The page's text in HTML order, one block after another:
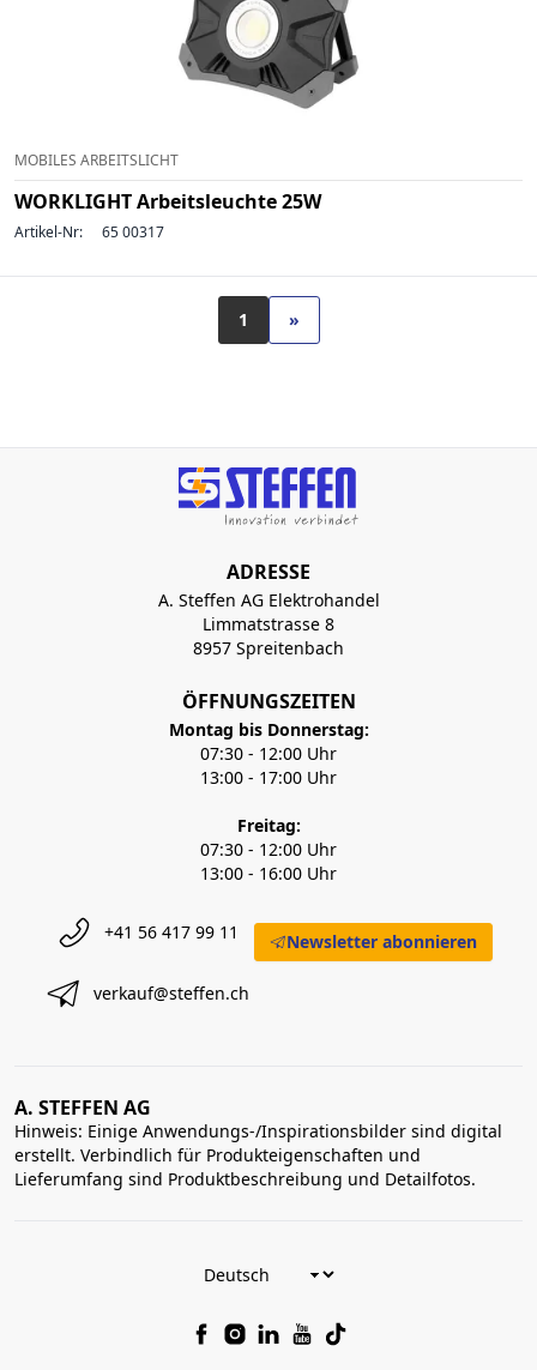
MOBILES ARBEITSLICHT
WORKLIGHT Arbeitsleuchte 25W
Artikel-Nr: 65 00317
1 »
ADRESSE
A. Steffen AG Elektrohandel
Limmatstrasse 8
8957 Spreitenbach
ÖFFNUNGSZEITEN
Montag bis Donnerstag:
07:30 - 12:00 Uhr
13:00 - 17:00 Uhr
Freitag:
07:30 - 12:00 Uhr
13:00 - 16:00 Uhr
+41 56 417 99 11
verkauf@steffen.ch
Newsletter abonnieren
A. STEFFEN AG
Hinweis: Einige Anwendungs-/Inspirationsbilder sind digital
erstellt. Verbindlich für Produkteigenschaften und
Lieferumfang sind Produktbeschreibung und Detailfotos.